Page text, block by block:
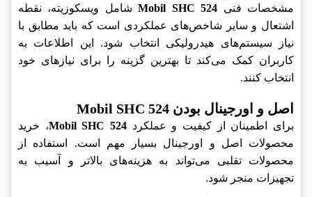
مشخصات فنی Mobil SHC 524شامل ویسکوزیته، نقطه
اشتعال و سایر شاخص‌های عملکردی است که باید مطابق با
نیاز سیستم‌های هیدرولیکی انتخاب شود. این اطلاعات به
کاربران کمک می‌کند تا بهترین گزینه را برای نیازهای خود
انتخاب کنند.
اصل و اورجینال بودن Mobil SHC 524
برای اطمینان از کیفیت و عملکرد Mobil SHC 524، خرید
محصولات اصل و اورجینال بسیار مهم است. استفاده از
محصولات تقلبی می‌تواند به هزینه‌های بالاتر و آسیب به
تجهیزات منجر شود.